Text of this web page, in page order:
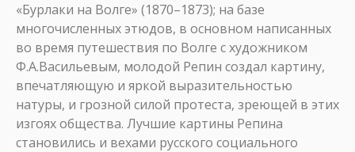
«Бурлаки на Волге» (1870–1873); на базе
многочисленных этюдов, в основном написанных
во время путешествия по Волге с художником
Ф.А.Васильевым, молодой Репин создал картину,
впечатляющую и яркой выразительностью
натуры, и грозной силой протеста, зреющей в этих
изгоях общества. Лучшие картины Репина
становились и вехами русского социального